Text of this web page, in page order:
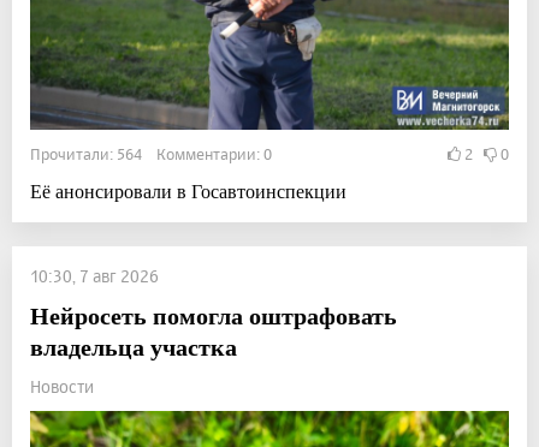
Прочитали: 564 Комментарии: 0 2 0
Её анонсировали в Госавтоинспекции
10:30, 7 авг 2026
Нейросеть помогла оштрафовать
владельца участка
Новости